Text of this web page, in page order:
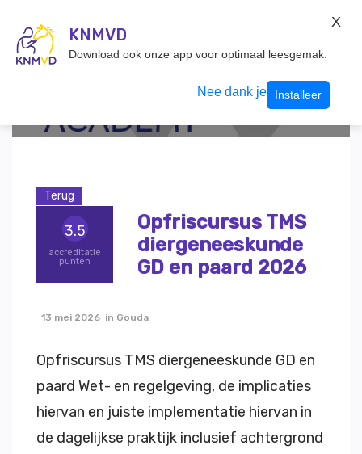
Inloggen
Terug
3.5
accreditatie
punten
Opfriscursus TMS
diergeneeskunde
GD en paard 2026
13 mei 2026 in Gouda
Opfriscursus TMS diergeneeskunde GD en
paard Wet- en regelgeving, de implicaties
hiervan en juiste implementatie hiervan in
de dagelijkse praktijk inclusief achtergrond
KNMVD
Download ook onze app voor optimaal leesgemak.
Nee dank je Installeer
X